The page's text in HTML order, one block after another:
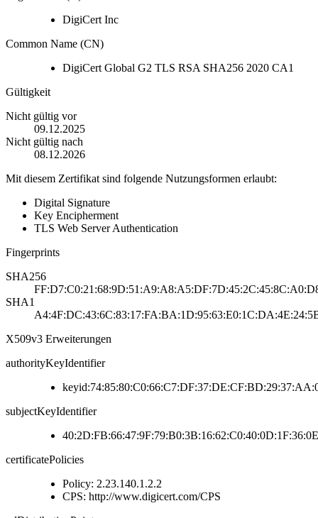
DigiCert Inc
Common Name (CN)
DigiCert Global G2 TLS RSA SHA256 2020 CA1
Gültigkeit
Nicht gültig vor
09.12.2025
Nicht gültig nach
08.12.2026
Mit diesem Zertifikat sind folgende Nutzungsformen erlaubt:
Digital Signature
Key Encipherment
TLS Web Server Authentication
Fingerprints
SHA256
SHA1
X509v3 Erweiterungen
authorityKeyIdentifier
subjectKeyIdentifier
certificatePolicies
Policy: 2.23.140.1.2.2
CPS: http://www.digicert.com/CPS